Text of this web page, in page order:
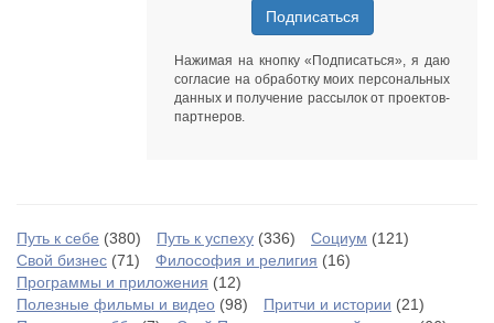
Подписаться
Нажимая на кнопку «Подписаться», я даю
согласие на обработку моих персональных
данных и получение рассылок от проектов-
партнеров.
Путь к себе (380) Путь к успеху (336) Социум (121)
Свой бизнес (71) Философия и религия (16)
Программы и приложения (12)
Полезные фильмы и видео (98) Притчи и истории (21)